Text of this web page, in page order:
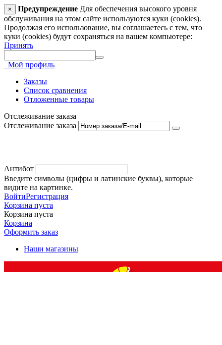
× Предупреждение Для обеспечения высокого уровня
обслуживания на этом сайте используются куки (cookies).
Продолжая его использование, вы соглашаетесь с тем, что
куки (cookies) будут сохраняться на вашем компьютере:
Принять
Мой профиль
Заказы
Список сравнения
Отложенные товары
Отслеживание заказа
Отслеживание заказа
Антибот
Введите символы (цифры и латинские буквы), которые
видите на картинке.
ВойтиРегистрация
Корзина пуста
Корзина пуста
Корзина
Оформить заказ
Наши магазины